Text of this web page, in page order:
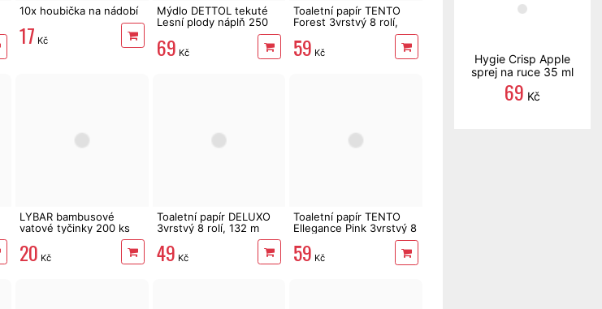
10x houbička na nádobí
17 Kč
Mýdlo DETTOL tekuté
Lesní plody náplň 250
69 Kč
Toaletní papír TENTO
Forest 3vrstvý 8 rolí,
59 Kč
LYBAR bambusové
vatové tyčinky 200 ks
20 Kč
Toaletní papír DELUXO
3vrstvý 8 rolí, 132 m
49 Kč
Toaletní papír TENTO
Ellegance Pink 3vrstvý 8
59 Kč
Hygie Crisp Apple
sprej na ruce 35 ml
69 Kč